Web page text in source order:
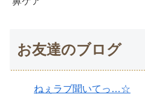
お友達のブログ
ねぇラブ聞いてっ…☆